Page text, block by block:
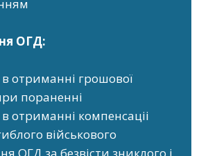
ОГД:
отриманні грошової
пораненні
отриманні компенсаціі
військового